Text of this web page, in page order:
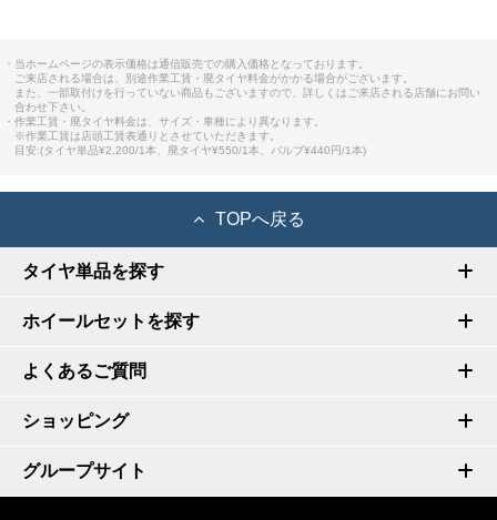
・当ホームページの表示価格は通信販売での購入価格となっております。
ご来店される場合は、別途作業工賃・廃タイヤ料金がかかる場合がございます。
また、一部取付けを行っていない商品もございますので、詳しくはご来店される店舗にお問い
合わせ下さい。
・作業工賃・廃タイヤ料金は、サイズ・車種により異なります。
※作業工賃は店頭工賃表通りとさせていただきます。
目安:(タイヤ単品¥2,200/1本、廃タイヤ¥550/1本、バルブ¥440円/1本)
TOPへ戻る
タイヤ単品を探す
ホイールセットを探す
よくあるご質問
ショッピング
グループサイト